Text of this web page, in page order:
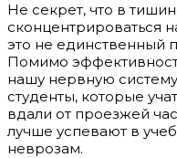
Не секрет, что в
сконцентрироваться
это не единственный
Помимо
нашу нервную
студенты, которые
вдали от проезжей
лучше успевают в
неврозам.